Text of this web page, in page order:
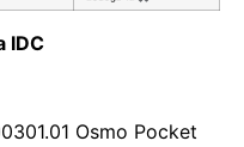
IDC
Osmo Pocket